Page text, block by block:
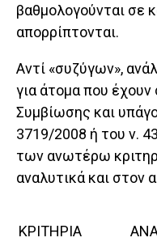
βαθμολογούνται σε
απορρίπτονται.
Αντί «συζύγων»,
για άτομα που
Συμβίωσης και
3719/2008 ή του ν.
των ανωτέρω
αναλυτικά και στον
ΚΡΙΤΗΡΙΑ